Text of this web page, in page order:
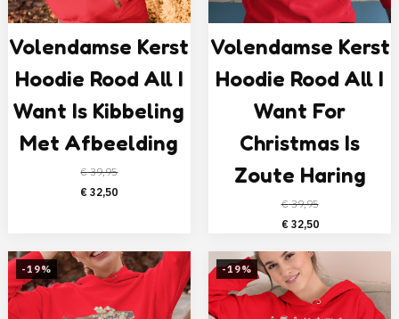
Volendamse Kerst
Hoodie Rood All I
Want Is Kibbeling
Met Afbeelding
€39,95
Oorspronkelijke
€ 39,95.
€ 32,50Huidige
€ 32,50.
Volendamse Kerst
Hoodie Rood All I
Want For
Christmas Is
Zoute Haring
€39,95
Oorspronkelijke
was:
€ 39,95.
€32,50Huidige
is:
€ 32,50.
-19% -19%